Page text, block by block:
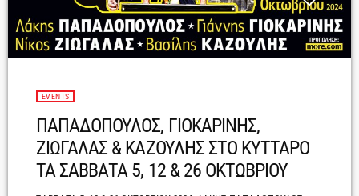
EVENTS
ΠΑΠΑΔΟΠΟΥΛΟΣ, ΓΙΟΚΑΡΙΝΗΣ,
ΖΙΩΓΑΛΑΣ & ΚΑΖΟΥΛΗΣ ΣΤΟ ΚΥΤΤΑΡΟ
ΤΑ ΣΑΒΒΑΤΑ 5, 12 & 26 ΟΚΤΩΒΡΙΟΥ